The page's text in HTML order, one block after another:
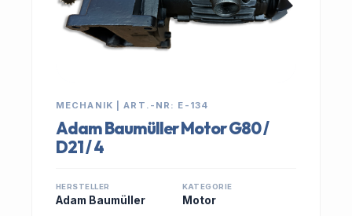
MECHANIK | ART.-NR: E-134
Adam Baumüller Motor G80 /
D21 / 4
HERSTELLER
Adam Baumüller
KATEGORIE
Motor